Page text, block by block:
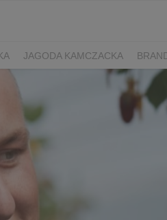
JAGODA KAMCZACKA
ŻURAWINA
PRZETWORY
ŚWIATA DZIEŃ POLSKIEJ
2018